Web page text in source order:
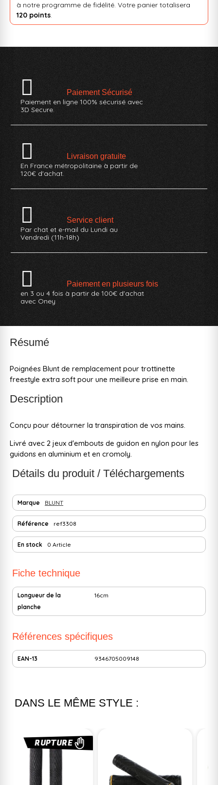
à notre programme de fidélité. Votre panier totalisera
120 points.
Paiement Sécurisé
Paiement en ligne 100% sécurisé avec
3D Secure.
Livraison gratuite
En France métropolitaine à partir de
120€ d'achat.
Service client
Par chat et e-mail du Lundi au
Vendredi (11h-18h)
Paiement en plusieurs fois
en 3 ou 4 fois à partir de 100€ d'achat
avec Oney
Résumé
Poignées Blunt de remplacement pour trottinette
freestyle extra soft pour une meilleure prise en main.
Description
Conçu pour détourner la transpiration de vos mains.
Livré avec 2 jeux d'embouts de guidon en nylon pour les
guidons en aluminium et en cromoly.
Détails du produit / Téléchargements
Marque BLUNT
Référence ref3308
En stock 0 Article
Fiche technique
Longueur de la
planche
16cm
Références spécifiques
EAN-13 9346705009148
DANS LE MÊME STYLE :